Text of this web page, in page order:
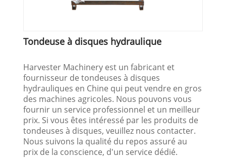
Tondeuse à disques hydraulique
Harvester Machinery est un fabricant et
fournisseur de tondeuses à disques
hydrauliques en Chine qui peut vendre en gros
des machines agricoles. Nous pouvons vous
fournir un service professionnel et un meilleur
prix. Si vous êtes intéressé par les produits de
tondeuses à disques, veuillez nous contacter.
Nous suivons la qualité du repos assuré au
prix de la conscience, d'un service dédié.